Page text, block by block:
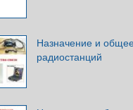
Назначение и
радиостанций